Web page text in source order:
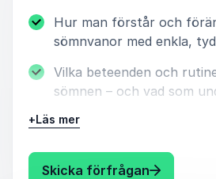
Hur man förstår och
sömnvanor med enkla,
Vilka beteenden och
sömnen – och vad som
Erfarenheter från 20 år
samt arbetet med SOMNA.
+Läs mer
Skicka förfrågan: Helena